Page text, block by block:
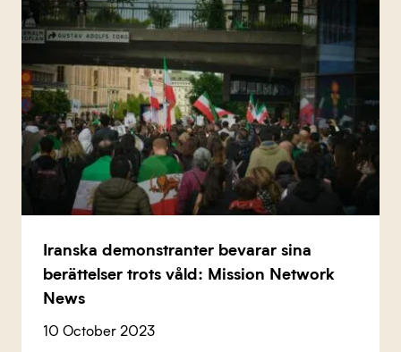
Iranska demonstranter bevarar sina
berättelser trots våld: Mission Network
News
10 October 2023